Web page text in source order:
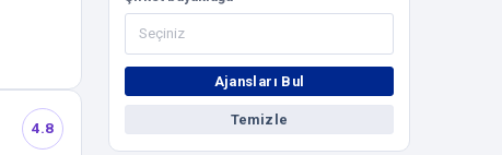
4.8
Ajansları Bul
Temizle